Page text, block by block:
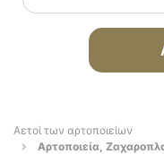
Αετοί των αρτοποιείων
Αρτοποιεία,